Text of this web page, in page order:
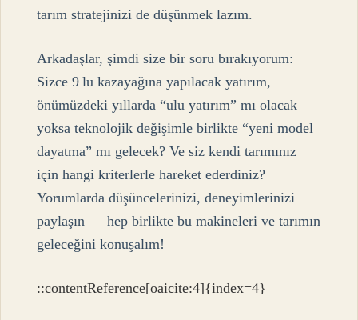
tarım stratejinizi de düşünmek lazım.
Arkadaşlar, şimdi size bir soru bırakıyorum:
Sizce 9 lu kazayağına yapılacak yatırım,
önümüzdeki yıllarda “ulu yatırım” mı olacak
yoksa teknolojik değişimle birlikte “yeni model
dayatma” mı gelecek? Ve siz kendi tarımınız
için hangi kriterlerle hareket ederdiniz?
Yorumlarda düşüncelerinizi, deneyimlerinizi
paylaşın — hep birlikte bu makineleri ve tarımın
geleceğini konuşalım!
::contentReference[oaicite:4]{index=4}